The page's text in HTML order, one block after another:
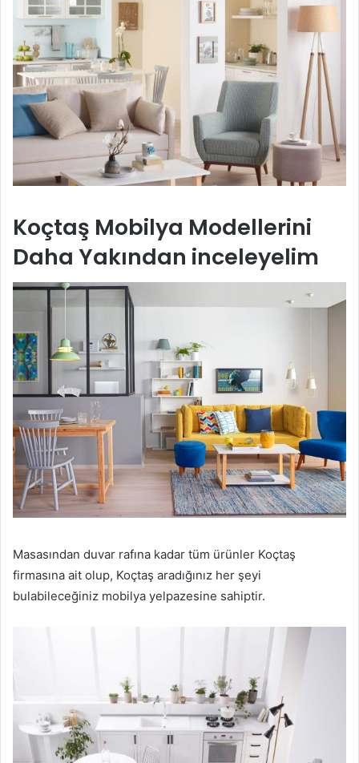
Koçtaş Mobilya Modellerini
Daha Yakından inceleyelim
Masasından duvar rafına kadar tüm ürünler Koçtaş
firmasına ait olup, Koçtaş aradığınız her şeyi
bulabileceğiniz mobilya yelpazesine sahiptir.